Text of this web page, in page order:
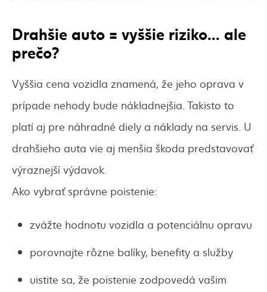
Drahšie auto = vyššie riziko... ale
prečo?
Vyššia cena vozidla znamená, že jeho oprava v
prípade nehody bude nákladnejšia. Takisto to
platí aj pre náhradné diely a náklady na servis. U
drahšieho auta vie aj menšia škoda predstavovať
výraznejší výdavok.
Ako vybrať správne poistenie:
zvážte hodnotu vozidla a potenciálnu opravu
porovnajte rôzne balíky, benefity a služby
uistite sa, že poistenie zodpovedá vašim